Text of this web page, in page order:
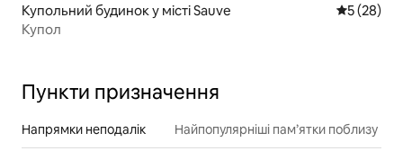
Купольний будинок у місті Sauve Середня
5 (28)
Купол
Пункти призначення
Напрямки неподалік Найпопулярніші пам’ятки поблизу